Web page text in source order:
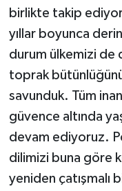
birlikte takip
yıllar boyunca
durum ülkemizi de
toprak
savunduk. Tüm
güvence altında
devam ediyoruz.
dilimizi buna göre
yeniden çatışmalı